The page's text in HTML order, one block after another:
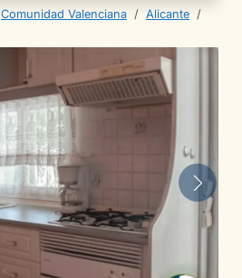
Comunidad Valenciana / Alicante /